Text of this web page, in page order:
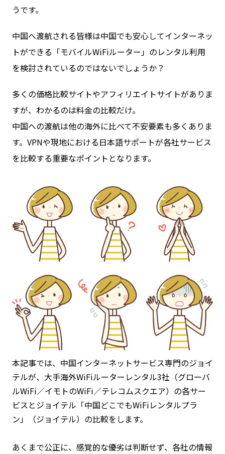
ログイン
WiFiレンタルプランお申し込み
うです。
中国へ渡航される皆様は中国でも安心してインターネッ
トができる「モバイルWiFiルーター」のレンタル利用
を検討されているのではないでしょうか？
多くの価格比較サイトやアフィリエイトサイトがありま
すが、わかるのは料金の比較だけ。
中国への渡航は他の海外に比べて不安要素も多くありま
す。VPNや現地における日本語サポートが各社サービス
を比較する重要なポイントとなります。
本記事では、中国インターネットサービス専門のジョイ
テルが、大手海外WiFiルーターレンタル3社（グローバ
ルWiFi／イモトのWiFi／テレコムスクエア）の各サー
ビスとジョイテル「中国どこでもWiFiレンタルプラ
ン」（ジョイテル）の比較をします。
あくまで公正に、感覚的な優劣は判断せず、各社の情報